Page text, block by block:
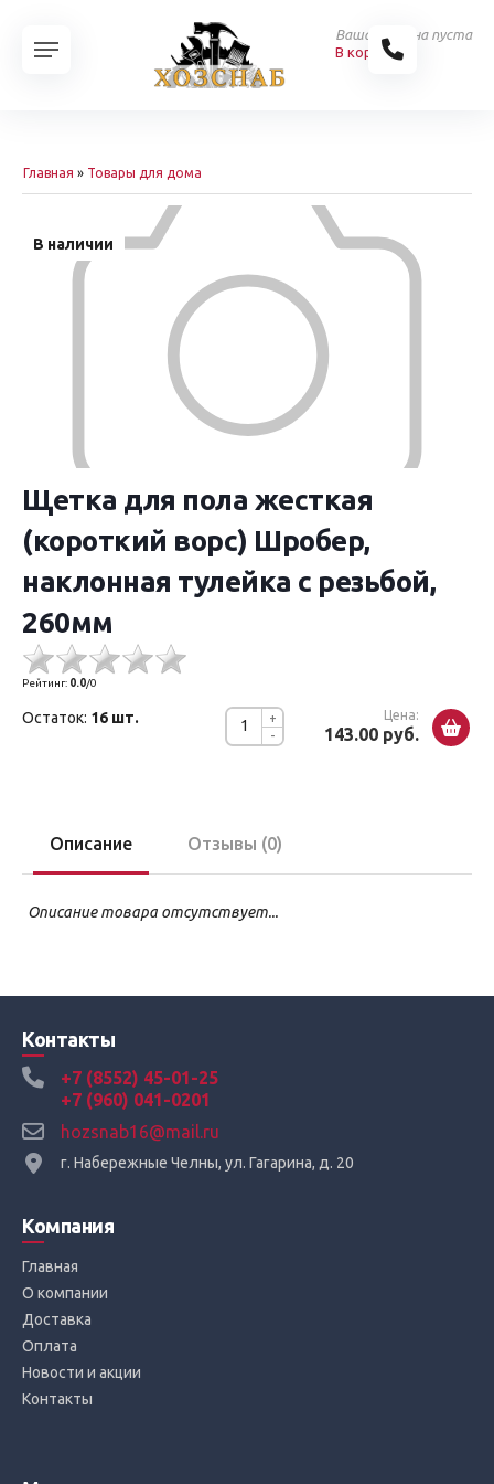
Ваша корзина пуста
В корзину
Главная » Товары для дома
В наличии
Щетка для пола жесткая
(короткий ворс) Шробер,
наклонная тулейка с резьбой,
260мм
Рейтинг: 0.0/0
-
+ Цена:
143.00 руб.
Остаток: 16 шт.
Описание Отзывы (0)
Описание товара отсутствует...
Контакты
+7 (8552) 45-01-25
+7 (960) 041-0201
hozsnab16@mail.ru
г. Набережные Челны, ул. Гагарина, д. 20
Компания
Главная
О компании
Доставка
Оплата
Новости и акции
Контакты